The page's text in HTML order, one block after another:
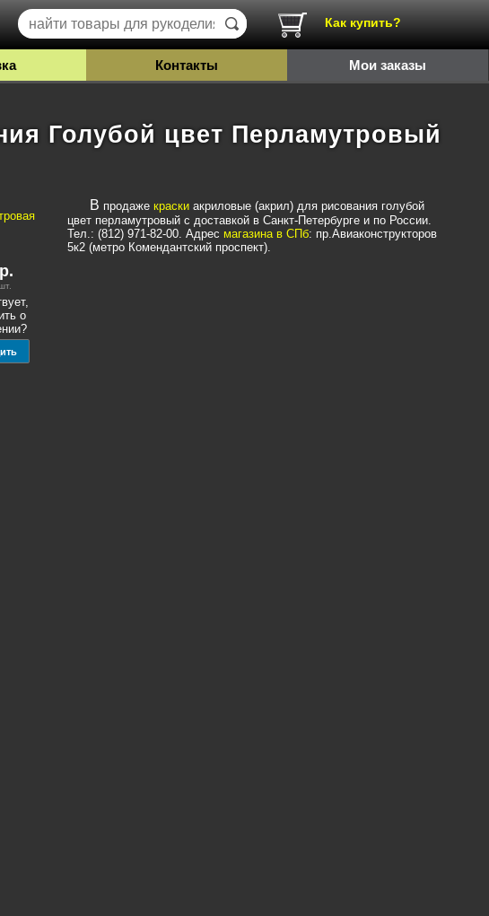
Контакты Мои заказы
Голубой цвет Перламутровый
р.
о
В продаже краски акриловые (акрил) для рисования голубой
цвет перламутровый с доставкой в Санкт-Петербурге и по России.
Тел.: (812) 971-82-00. Адрес магазина в СПб: пр.Авиаконструкторов
5к2 (метро Комендантский проспект).
Как купить?